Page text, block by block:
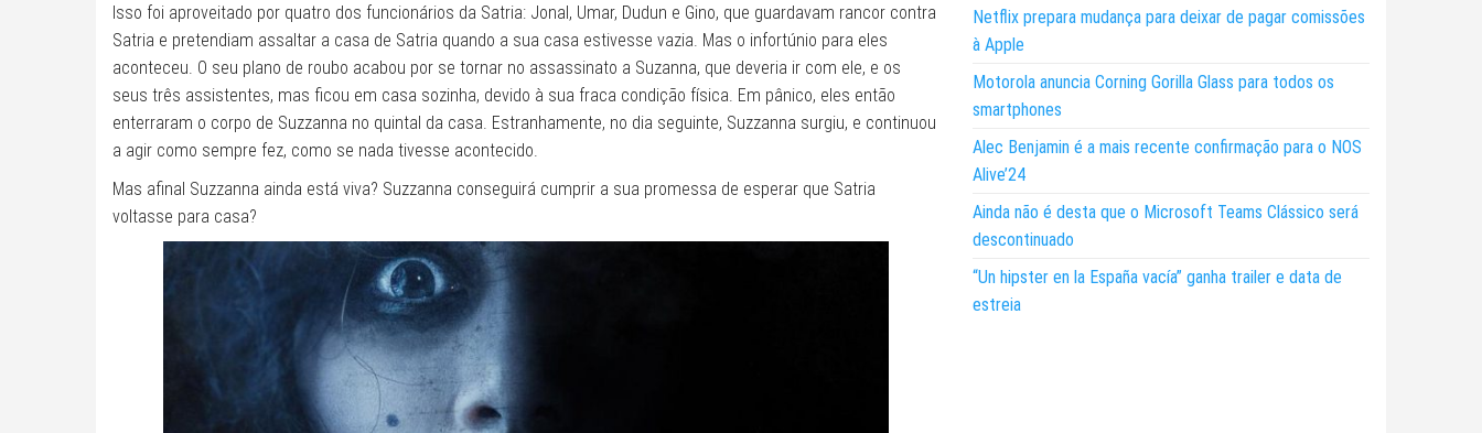
Isso foi aproveitado por quatro dos funcionários da Satria: Jonal, Umar, Dudun e Gino, que guardavam rancor contra
Satria e pretendiam assaltar a casa de Satria quando a sua casa estivesse vazia. Mas o infortúnio para eles
aconteceu. O seu plano de roubo acabou por se tornar no assassinato a Suzanna, que deveria ir com ele, e os
seus três assistentes, mas ficou em casa sozinha, devido à sua fraca condição física. Em pânico, eles então
enterraram o corpo de Suzzanna no quintal da casa. Estranhamente, no dia seguinte, Suzzanna surgiu, e continuou
a agir como sempre fez, como se nada tivesse acontecido.
Mas afinal Suzzanna ainda está viva? Suzzanna conseguirá cumprir a sua promessa de esperar que Satria
voltasse para casa?
Netflix prepara mudança para deixar de pagar comissões
à Apple
Motorola anuncia Corning Gorilla Glass para todos os
smartphones
Alec Benjamin é a mais recente confirmação para o NOS
Alive’24
Ainda não é desta que o Microsoft Teams Clássico será
descontinuado
“Un hipster en la España vacía” ganha trailer e data de
estreia